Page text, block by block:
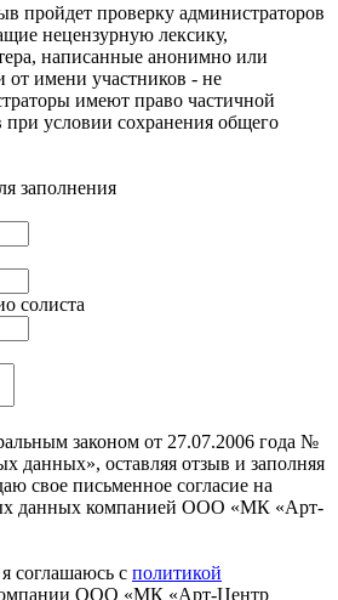
проверку администраторов
нецензурную лексику,
написанные анонимно или
от имени участников - не
имеют право частичной
при условии сохранения общего
заполнения
солиста
законом от 27.07.2006 года №
данных», оставляя отзыв и заполняя
свое письменное согласие на
данных компанией ООО «МК «Арт-
соглашаюсь с политикой
ООО «МК «Арт-Центр